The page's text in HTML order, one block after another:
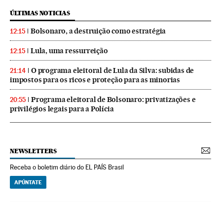
ÚLTIMAS NOTICIAS
12:15 Bolsonaro, a destruição como estratégia
12:15 Lula, uma ressurreição
21:14
O programa eleitoral de Lula da Silva: subidas de
impostos para os ricos e proteção para as minorias
20:55
Programa eleitoral de Bolsonaro: privatizações e
privilégios legais para a Polícia
NEWSLETTERS
Receba o boletim diário do EL PAÍS Brasil
APÚNTATE